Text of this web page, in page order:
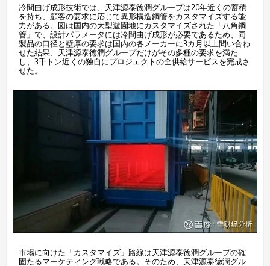
冷間曲げ成形技術では、天津源泰徳潤グループは20年近くの蓄積
を持ち、顧客の要求に応じて異形構造鋼管をカスタマイズする能
力がある。図は国内の大型遊園地にカスタマイズされた「八角鋼
管」で、設計パラメータには冷間曲げ成形が必要であるため、同
製品の口径と壁厚の要求は国内の各メーカーに3カ月以上問い合わ
せた結果、天津源泰徳潤グループだけがその多種の要求を満た
し、3千トン近くの独自にプロジェクトの全供給サービスを完成さ
せた。
市場に向けた「カスタマイズ」路線は天津源泰徳潤グループの確
固たるマーケティング戦略である。そのため、天津源泰徳潤グル